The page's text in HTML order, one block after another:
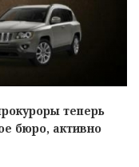
теперь
бюро, активно